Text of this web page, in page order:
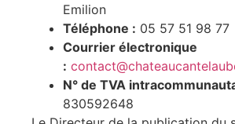
Emilion
Téléphone : 05 57 51 98 77
Courrier électronique
:
N° de TVA
830592648